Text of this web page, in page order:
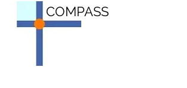
COMPASS